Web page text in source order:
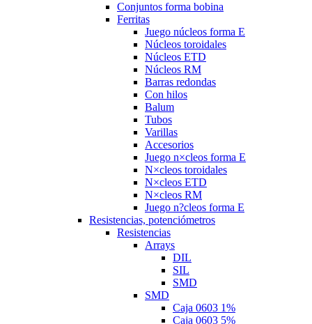
Conjuntos forma bobina
Ferritas
Juego núcleos forma E
Núcleos toroidales
Núcleos ETD
Núcleos RM
Barras redondas
Con hilos
Balum
Tubos
Varillas
Accesorios
Juego n×cleos forma E
N×cleos toroidales
N×cleos ETD
N×cleos RM
Juego n?cleos forma E
Resistencias, potenciómetros
Resistencias
Arrays
DIL
SIL
SMD
SMD
Caja 0603 1%
Caja 0603 5%